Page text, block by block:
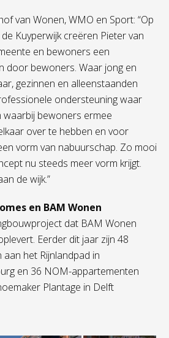
van Wonen, WMO en Sport: “Op
Kuyperwijk creëren Pieter van
en bewoners een
door bewoners. Waar jong en
gezinnen en alleenstaanden
ondersteuning waar
waarbij bewoners ermee
over te hebben en voor
vorm van nabuurschap. Zo mooi
nu steeds meer vorm krijgt.
de wijk.”
en BAM Wonen
dat BAM Wonen
Eerder dit jaar zijn 48
het Rijnlandpad in
en 36 NOM-appartementen
Plantage in Delft